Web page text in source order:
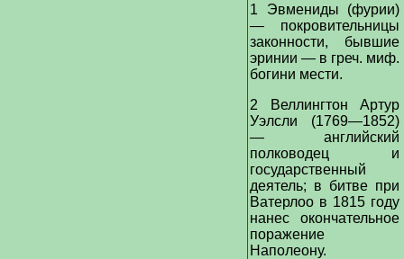
1 Эвмениды (фурии)
— покровительницы
законности, бывшие
эринии — в греч. миф.
богини мести.
2 Веллингтон Артур
Уэлсли (1769—1852)
— английский
полководец и
государственный
деятель; в битве при
Ватерлоо в 1815 году
нанес окончательное
поражение
Наполеону.